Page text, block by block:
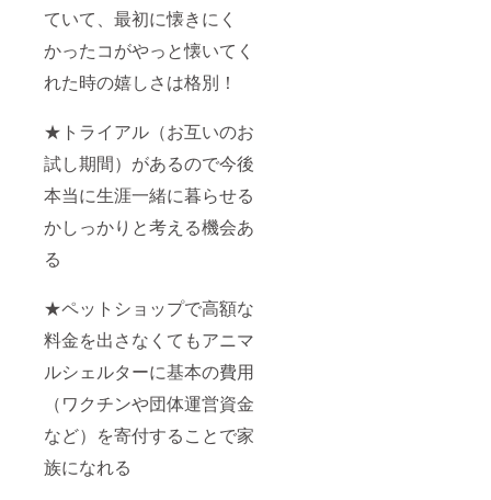
ていて、最初に懐きにく
かったコがやっと懐いてく
れた時の嬉しさは格別！
★トライアル（お互いのお
試し期間）があるので今後
本当に生涯一緒に暮らせる
かしっかりと考える機会あ
る
★ペットショップで高額な
料金を出さなくてもアニマ
ルシェルターに基本の費用
（ワクチンや団体運営資金
など）を寄付することで家
族になれる